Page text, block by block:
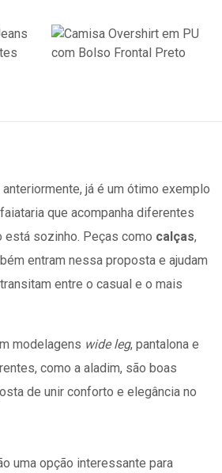
já é um ótimo exemplo
que acompanha diferentes
está sozinho. Peças como calças,
entram nessa proposta e ajudam
entre o casual e o mais
modelagens wide leg, pantalona e
como a aladim, são boas
de unir conforto e elegância no
uma opção interessante para